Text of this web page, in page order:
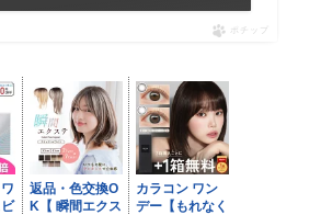
ポチップ